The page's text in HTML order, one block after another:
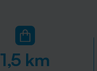
1,5 km